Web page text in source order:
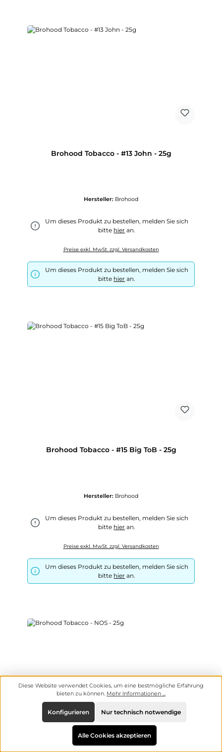
Brohood Tobacco - #13 John - 25g
Hersteller: Brohood
Um dieses Produkt zu bestellen, melden Sie sich
bitte hier an.
Preise exkl. MwSt. zzgl. Versandkosten
Um dieses Produkt zu bestellen, melden Sie sich
bitte hier an.
Brohood Tobacco - #15 Big ToB - 25g
Hersteller: Brohood
Um dieses Produkt zu bestellen, melden Sie sich
bitte hier an.
Preise exkl. MwSt. zzgl. Versandkosten
Um dieses Produkt zu bestellen, melden Sie sich
bitte hier an.
Brohood Tobacco - NOS - 25g
Diese Website verwendet Cookies, um eine bestmögliche Erfahrung
bieten zu können. Mehr Informationen ...
Nur technisch notwendige
Konfigurieren
Alle Cookies akzeptieren